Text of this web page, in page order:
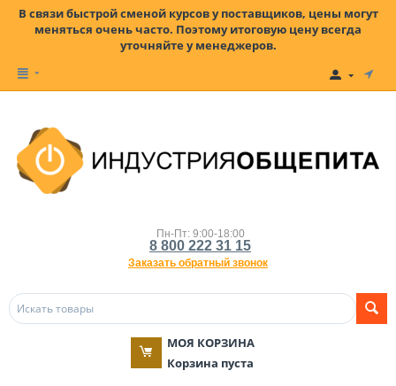
В связи быстрой сменой курсов у поставщиков, цены могут
меняться очень часто. Поэтому итоговую цену всегда
уточняйте у менеджеров.
Пн-Пт: 9:00-18:00
8 800 222 31 15
Заказать обратный звонок
МОЯ КОРЗИНА
Корзина пуста